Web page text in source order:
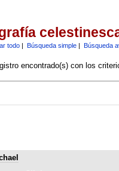
todo| Búsqueda simple| Búsqueda
encontrado(s) con los